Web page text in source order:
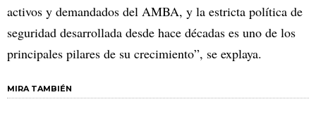
activos y demandados del AMBA, y la estricta política de
seguridad desarrollada desde hace décadas es uno de los
principales pilares de su crecimiento”, se explaya.
MIRA TAMBIÉN